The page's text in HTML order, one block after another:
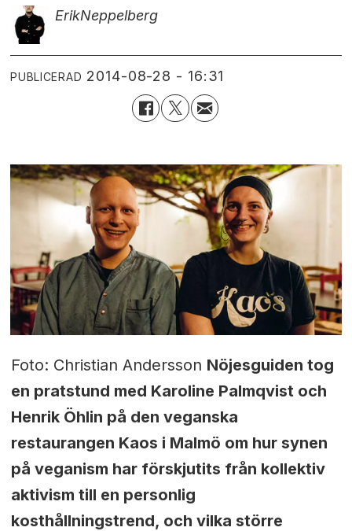
ErikNeppelberg
PUBLICERAD 2014-08-28 - 16:31
Foto: Christian Andersson Nöjesguiden tog
en pratstund med Karoline Palmqvistoch
Henrik Öhlin på den veganska
restaurangen Kaos i Malmö om hur synen
på veganism har förskjutits från kollektiv
aktivism till en personlig
kosthållningstrend, och vilka större